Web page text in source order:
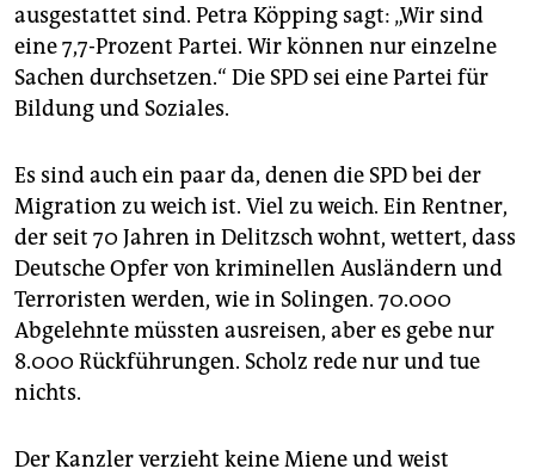
ausgestattet sind. Petra Köpping sagt: „Wir sind
eine 7,7-Prozent Partei. Wir können nur einzelne
Sachen durchsetzen.“ Die SPD sei eine Partei für
Bildung und Soziales.
Es sind auch ein paar da, denen die SPD bei der
Migration zu weich ist. Viel zu weich. Ein Rentner,
der seit 70 Jahren in Delitzsch wohnt, wettert, dass
Deutsche Opfer von kriminellen Ausländern und
Terroristen werden, wie in Solingen. 70.000
Abgelehnte müssten ausreisen, aber es gebe nur
8.000 Rückführungen. Scholz rede nur und tue
nichts.
Der Kanzler verzieht keine Miene und weist